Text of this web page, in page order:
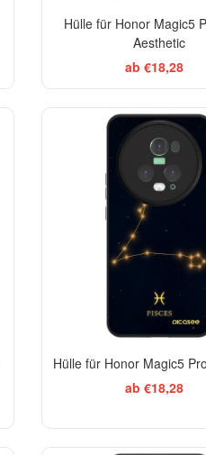
Hülle für Honor Magic5
Aesthetic
ab €18,28
Hülle für Honor Magic5
ab €18,28